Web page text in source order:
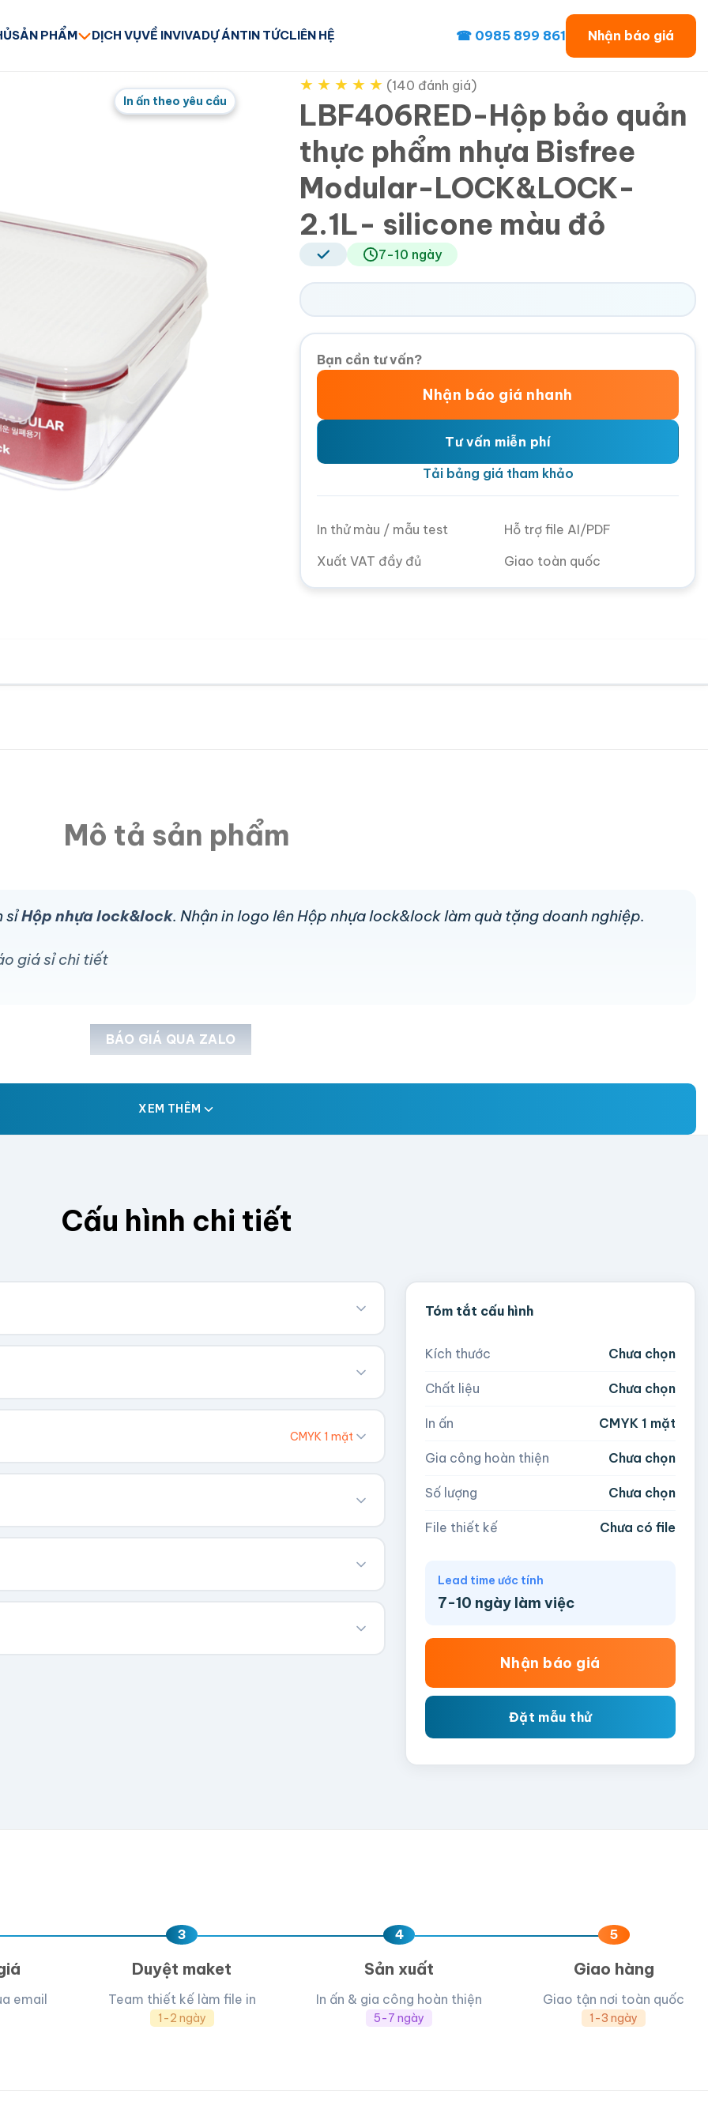
SẢN PHẨM DỊCH VỤVỀ INVIVADỰ ÁNTIN TỨCLIÊN HỆ ☎ 0985 899 861 Nhận báo giá
In ấn theo yêu cầu
★ ★ ★ ★ ★ (140 đánh giá)
LBF406RED-Hộp bảo quản
thực phẩm nhựa Bisfree
Modular-LOCK&LOCK-
2.1L- silicone màu đỏ
7-10 ngày
Bạn cần tư vấn?
Nhận báo giá nhanh
Tư vấn miễn phí
Tải bảng giá tham khảo
In thử màu / mẫu test
Hỗ trợ file AI/PDF
Xuất VAT đầy đủ
Giao toàn quốc
Mô tả sản phẩm
sỉHộp nhựa lock&lock. Nhận in logo lên Hộp nhựa lock&lock làm quà tặng doanh nghiệp.
giá sỉ chi tiết
BÁO GIÁ QUA ZALO
XEM THÊM
Cấu hình chi tiết
Chúng tôi sẽ tính toán kích thước tổng thể.
Cao (cm)
CMYK 1 mặt
giá theo số lượng.
Tóm tắt cấu hình
Kích thước Chưa chọn
Chất liệu Chưa chọn
In ấn CMYK 1 mặt
Gia công hoàn thiện Chưa chọn
Số lượng Chưa chọn
File thiết kế Chưa có file
Lead time ước tính
7-10 ngày làm việc
Nhận báo giá
Đặt mẫu thử
email
3
Duyệt maket
Team thiết kế làm file in
1-2 ngày
4
Sản xuất
In ấn & gia công hoàn thiện
5-7 ngày
5
Giao hàng
Giao tận nơi toàn quốc
1-3 ngày